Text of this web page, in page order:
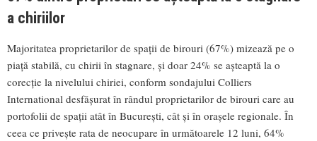
a chiriilor
Majoritatea proprietarilor de spații de birouri (67%) mizează pe o
piață stabilă, cu chirii în stagnare, și doar 24% se așteaptă la o
corecție la nivelului chiriei, conform sondajului Colliers
International desfășurat în rândul proprietarilor de birouri care au
portofolii de spații atât în București, cât și în orașele regionale. În
ceea ce privește rata de neocupare în următoarele 12 luni, 64%